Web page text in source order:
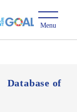
Database of